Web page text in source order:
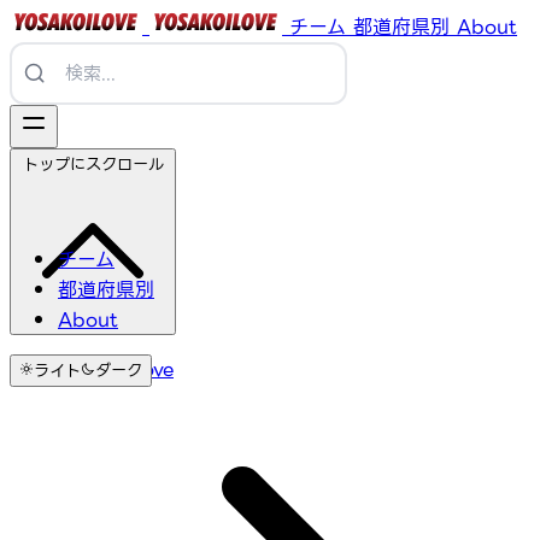
チーム 都道府県別 About
チーム
都道府県別
About
ライト ダーク
トップにスクロール
YosakoiLove